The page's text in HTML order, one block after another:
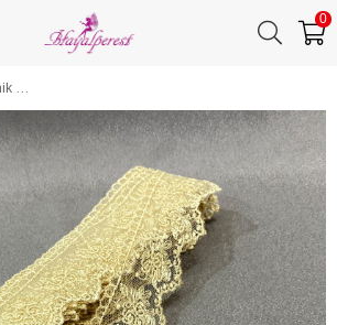
0
Oymalı Minik Papatya Kenar Güpür Dantel Fisto 9 mt